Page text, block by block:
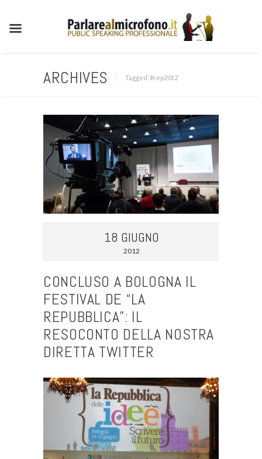
ARCHIVES Tagged ‘#rep2012‘
18 GIUGNO
2012
CONCLUSO A BOLOGNA IL
FESTIVAL DE “LA
REPUBBLICA”: IL
RESOCONTO DELLA NOSTRA
DIRETTA TWITTER